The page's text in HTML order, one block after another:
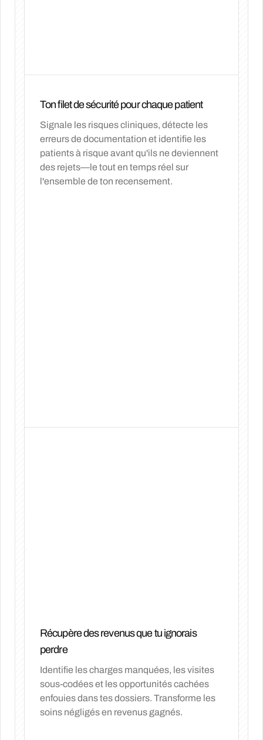
Ton filet de sécurité pour chaque patient
Signale les risques cliniques, détecte les
erreurs de documentation et identifie les
patients à risque avant qu'ils ne deviennent
des rejets—le tout en temps réel sur
l'ensemble de ton recensement.
Récupère des revenus que tu ignorais
perdre
Identifie les charges manquées, les visites
sous-codées et les opportunités cachées
enfouies dans tes dossiers. Transforme les
soins négligés en revenus gagnés.